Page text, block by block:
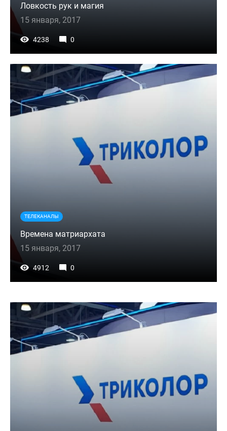
Ловкость рук и магия
15 января, 2017
4238 0
ТЕЛЕКАНАЛЫ
Времена матриархата
15 января, 2017
4912 0